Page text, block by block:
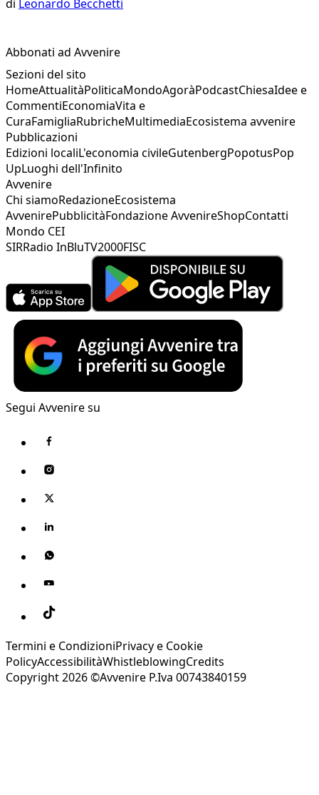
di Leonardo Becchetti
Abbonati ad Avvenire
Sezioni del sito
HomeAttualitàPoliticaMondoAgoràPodcastChiesaIdee e
CommentiEconomiaVita e
CuraFamigliaRubricheMultimediaEcosistema avvenire
Pubblicazioni
Edizioni localiL'economia civileGutenbergPopotusPop
UpLuoghi dell'Infinito
Avvenire
Chi siamoRedazioneEcosistema
AvvenirePubblicitàFondazione AvvenireShopContatti
Mondo CEI
SIRRadio InBluTV2000FISC
Segui Avvenire su
Termini e CondizioniPrivacy e Cookie
PolicyAccessibilitàWhistleblowingCredits
Copyright 2026 ©Avvenire P.Iva 00743840159